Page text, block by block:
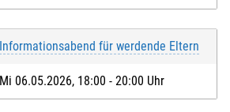
Informationsabend für werdende Eltern
Mi 06.05.2026, 18:00 - 20:00 Uhr